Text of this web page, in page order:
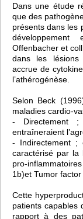
Dans une étude
que des
présents dans les
Offenbacher et
dans les lésions
accrue de
l’athérogénèse.
Selon Beck
maladies cardio-
- Directement ;
entraîneraient
- Indirectement ;
caractérisé par la
pro-
1b)et Tumor factor
Cette
patients capables
rapport à des